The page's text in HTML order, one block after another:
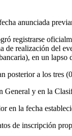
anunciada
registrarse
de realización del
en un lapso
posterior a los tres
y en la
en la fecha
de inscripción